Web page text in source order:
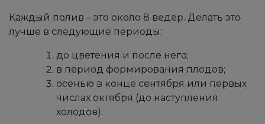
Каждый полив – это около 8 ведер. Делать это
лучше в следующие периоды:
до цветения и после него;
в период формирования плодов;
осенью в конце сентября или первых
числах октября (до наступления
холодов).